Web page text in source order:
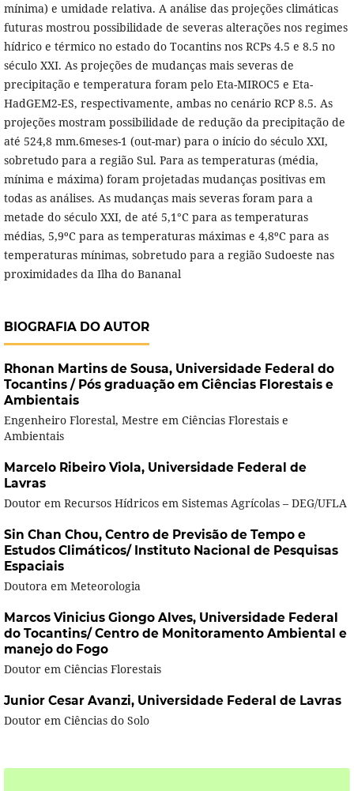
mínima) e umidade relativa. A análise das projeções climáticas
futuras mostrou possibilidade de severas alterações nos regimes
hídrico e térmico no estado do Tocantins nos RCPs 4.5 e 8.5 no
século XXI. As projeções de mudanças mais severas de
precipitação e temperatura foram pelo Eta-MIROC5 e Eta-
HadGEM2-ES, respectivamente, ambas no cenário RCP 8.5. As
projeções mostram possibilidade de redução da precipitação de
até 524,8 mm.6meses-1 (out-mar) para o início do século XXI,
sobretudo para a região Sul. Para as temperaturas (média,
mínima e máxima) foram projetadas mudanças positivas em
todas as análises. As mudanças mais severas foram para a
metade do século XXI, de até 5,1°C para as temperaturas
médias, 5,9ºC para as temperaturas máximas e 4,8ºC para as
temperaturas mínimas, sobretudo para a região Sudoeste nas
proximidades da Ilha do Bananal
BIOGRAFIA DO AUTOR
Rhonan Martins de Sousa, Universidade Federal do
Tocantins / Pós graduação em Ciências Florestais e
Ambientais
Engenheiro Florestal, Mestre em Ciências Florestais e
Ambientais
Marcelo Ribeiro Viola, Universidade Federal de
Lavras
Doutor em Recursos Hídricos em Sistemas Agrícolas – DEG/UFLA
Sin Chan Chou, Centro de Previsão de Tempo e
Estudos Climáticos/ Instituto Nacional de Pesquisas
Espaciais
Doutora em Meteorologia
Marcos Vinicius Giongo Alves, Universidade Federal
do Tocantins/ Centro de Monitoramento Ambiental e
manejo do Fogo
Doutor em Ciências Florestais
Junior Cesar Avanzi, Universidade Federal de Lavras
Doutor em Ciências do Solo